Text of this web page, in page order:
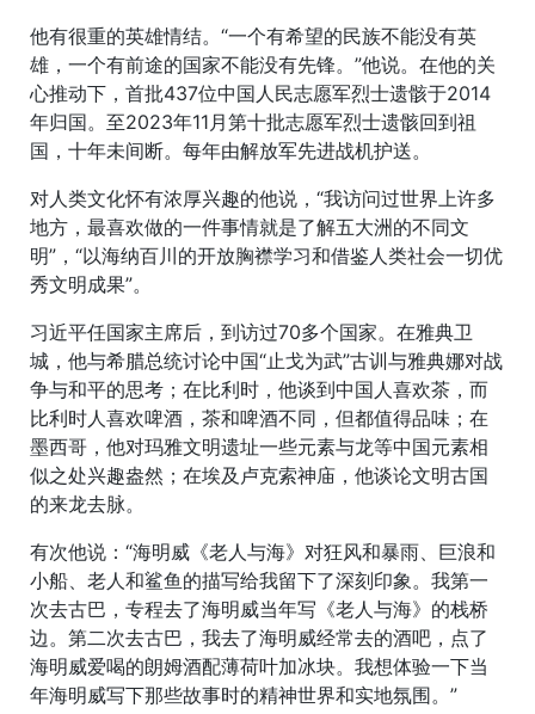
他有很重的英雄情结。“一个有希望的民族不能没有英
雄，一个有前途的国家不能没有先锋。”他说。在他的关
心推动下，首批437位中国人民志愿军烈士遗骸于2014
年归国。至2023年11月第十批志愿军烈士遗骸回到祖
国，十年未间断。每年由解放军先进战机护送。
对人类文化怀有浓厚兴趣的他说，“我访问过世界上许多
地方，最喜欢做的一件事情就是了解五大洲的不同文
明”，“以海纳百川的开放胸襟学习和借鉴人类社会一切优
秀文明成果”。
习近平任国家主席后，到访过70多个国家。在雅典卫
城，他与希腊总统讨论中国“止戈为武”古训与雅典娜对战
争与和平的思考；在比利时，他谈到中国人喜欢茶，而
比利时人喜欢啤酒，茶和啤酒不同，但都值得品味；在
墨西哥，他对玛雅文明遗址一些元素与龙等中国元素相
似之处兴趣盎然；在埃及卢克索神庙，他谈论文明古国
的来龙去脉。
有次他说：“海明威《老人与海》对狂风和暴雨、巨浪和
小船、老人和鲨鱼的描写给我留下了深刻印象。我第一
次去古巴，专程去了海明威当年写《老人与海》的栈桥
边。第二次去古巴，我去了海明威经常去的酒吧，点了
海明威爱喝的朗姆酒配薄荷叶加冰块。我想体验一下当
年海明威写下那些故事时的精神世界和实地氛围。”